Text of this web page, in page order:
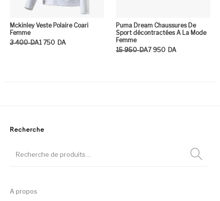
Mckinley Veste Polaire Coari
Femme
3 400 DA
Le prix initial était : 3 400DA.
1 750 DA
Le prix actuel est : 1 750DA.
Puma Dream Chaussures De
Sport décontractées A La Mode
Femme
15 950 DA
Le prix initial était : 15 950DA.
7 950 DA
Le prix actuel est : 7 950DA.
Recherche
A propos